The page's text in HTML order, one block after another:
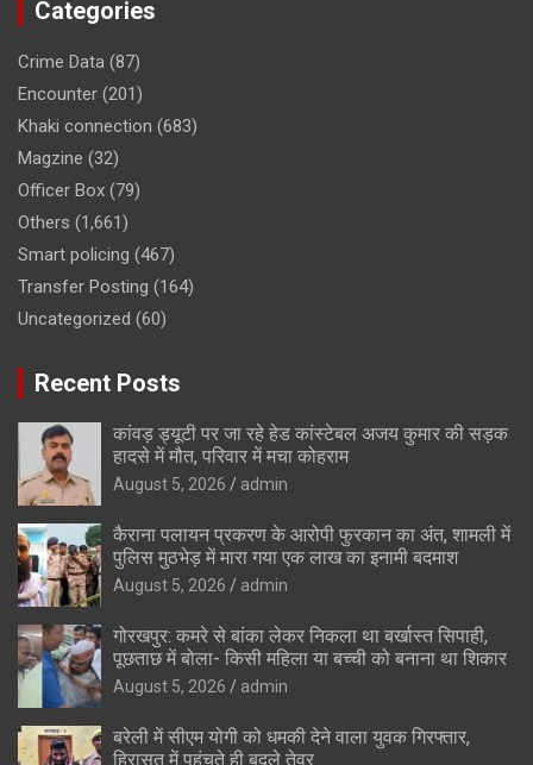
Categories
Crime Data (87)
Encounter (201)
Khaki connection (683)
Magzine (32)
Officer Box (79)
Others (1,661)
Smart policing (467)
Transfer Posting (164)
Uncategorized (60)
Recent Posts
कांवड़ ड्यूटी पर जा रहे हेड कांस्टेबल अजय कुमार की सड़क
हादसे में मौत, परिवार में मचा कोहराम
August 5, 2026 admin
कैराना पलायन प्रकरण के आरोपी फुरकान का अंत, शामली में
पुलिस मुठभेड़ में मारा गया एक लाख का इनामी बदमाश
August 5, 2026 admin
गोरखपुर: कमरे से बांका लेकर निकला था बर्खास्त सिपाही,
पूछताछ में बोला- किसी महिला या बच्ची को बनाना था शिकार
August 5, 2026 admin
बरेली में सीएम योगी को धमकी देने वाला युवक गिरफ्तार,
हिरासत में पहुंचते ही बदले तेवर